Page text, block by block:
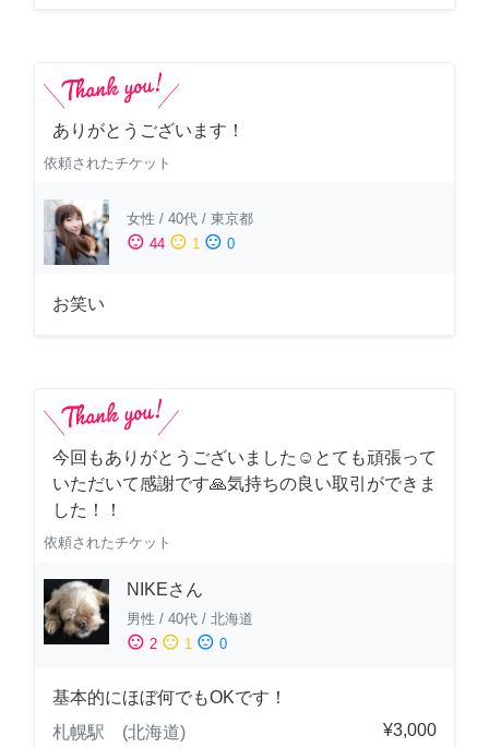
ありがとうございます！
依頼されたチケット
女性 / 40代 / 東京都
sentiment_satisfied 44 sentiment_neutral 1 sentiment_dissatisfied 0
お笑い
今回もありがとうございました☺️とても頑張って
いただいて感謝です🙏気持ちの良い取引ができま
した！！
依頼されたチケット
NIKEさん
男性 / 40代 / 北海道
sentiment_satisfied 2 sentiment_neutral 1 sentiment_dissatisfied 0
基本的にほぼ何でもOKです！
札幌駅 (北海道)
¥3,000